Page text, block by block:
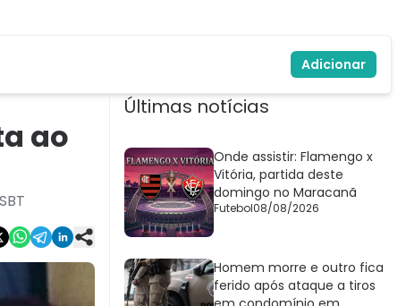
Adicionar
ao
Últimas notícias
Onde assistir: Flamengo x
Vitória, partida deste
domingo no Maracanã
Futebol08/08/2026
Homem morre e outro fica
ferido após ataque a tiros